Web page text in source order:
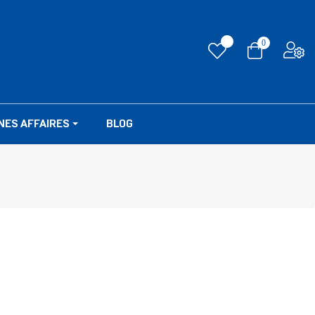
0
AFFAIRES BLOG